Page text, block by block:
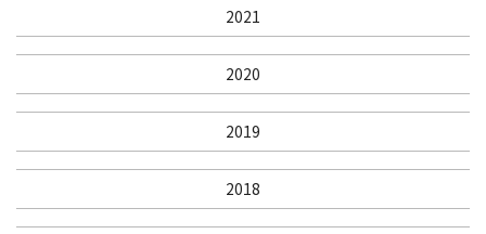
2021
2020
2019
2018